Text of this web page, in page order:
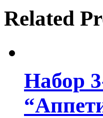
Related
Набор